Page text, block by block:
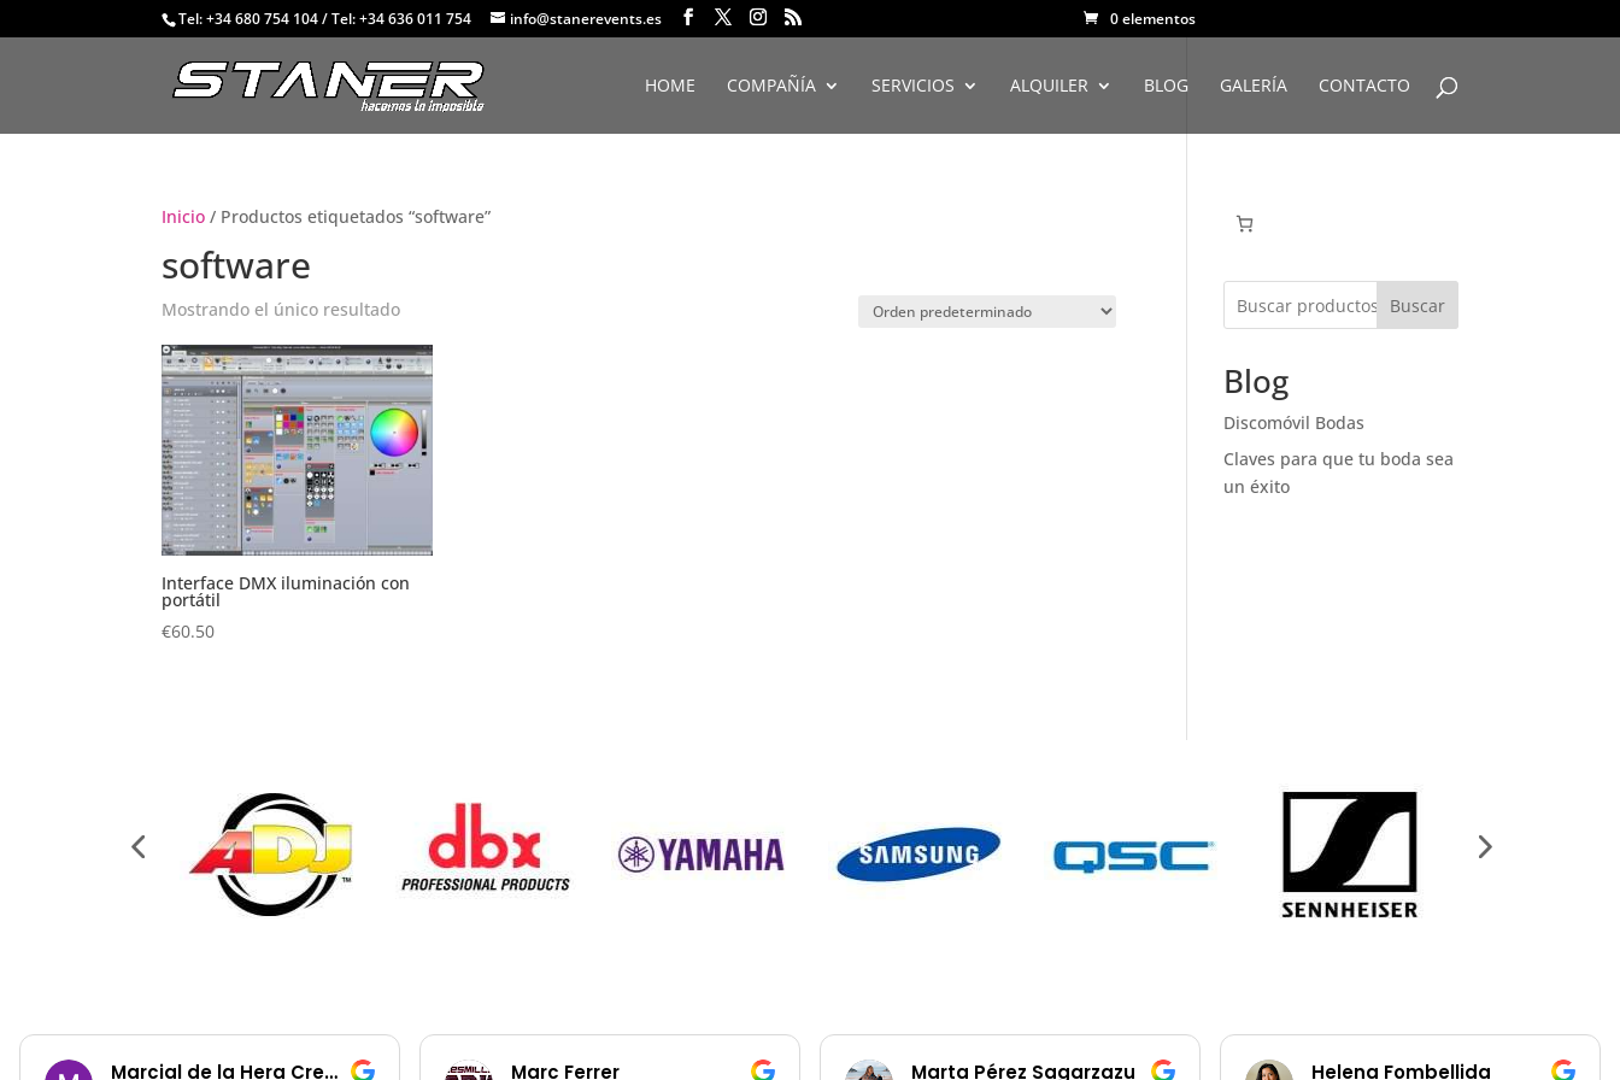
Tel: +34 680 754 104/Tel: +34 636 011 754 info@stanerevents.es 0 elementos
HOME COMPAÑÍA SERVICIOS ALQUILER BLOG GALERÍA CONTACTO
Inicio / Productos etiquetados “software”
software
Mostrando el único resultado
Interface DMX iluminación con
portátil
€60.50
Buscar
Blog
Discomóvil Bodas
Claves para que tu boda sea
un éxito
Marcial de la Hera Cremades Marc Ferrer Marta Pérez Sagarzazu Helena Fombellida